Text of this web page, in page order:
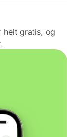
helt gratis, og